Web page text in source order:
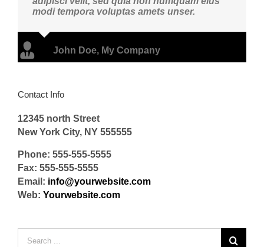
modi tempora voluptas amets unser.
John Doe, My Company
Contact Info
12345 north Street
New York City, NY 555555
Phone: 555-555-5555
Fax: 555-555-5555
Email: info@yourwebsite.com
Web: Yourwebsite.com